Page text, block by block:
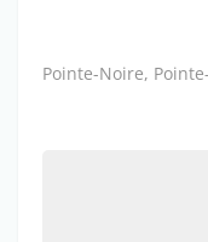
Pointe-Noire,